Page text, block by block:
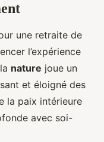
une retraite de
l’expérience
nature joue un
et éloigné des
la paix intérieure
avec soi-